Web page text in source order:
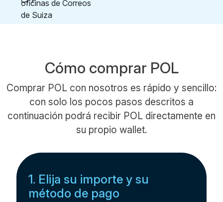
Cómo comprar POL
Comprar POL con nosotros es rápido y sencillo:
con solo los pocos pasos descritos a
continuación podrá recibir POL directamente en
su propio wallet.
1. Elija su importe y su
método de pago